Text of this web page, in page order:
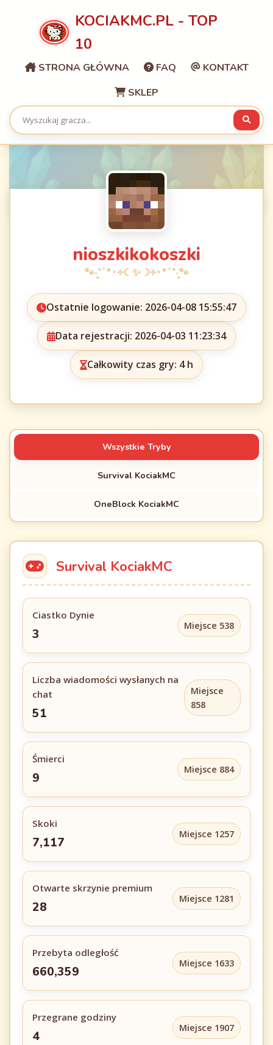
KOCIAKMC.PL - TOP
10
STRONA GŁÓWNA FAQ
KONTAKT
SKLEP
nioszkikokoszki
Ostatnie logowanie: 2026-04-08 15:55:47
Data rejestracji: 2026-04-03 11:23:34
Całkowity czas gry: 4 h
Wszystkie Tryby
Survival KociakMC
OneBlock KociakMC
Survival KociakMC
Ciastko Dynie
3
Miejsce 538
Liczba wiadomości wysłanych na
chat
51
Miejsce
858
Śmierci
9
Miejsce 884
Skoki
7,117
Miejsce 1257
Otwarte skrzynie premium
28
Miejsce 1281
Przebyta odległość
660,359
Miejsce 1633
Przegrane godziny
4
Miejsce 1907